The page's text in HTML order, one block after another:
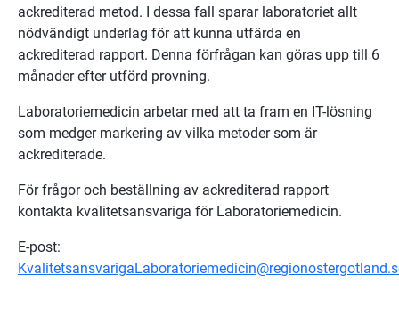
ackrediterad metod. I dessa fall sparar laboratoriet allt
nödvändigt underlag för att kunna utfärda en
ackrediterad rapport. Denna förfrågan kan göras upp till 6
månader efter utförd provning.
Laboratoriemedicin arbetar med att ta fram en IT-lösning
som medger markering av vilka metoder som är
ackrediterade.
För frågor och beställning av ackrediterad rapport
kontakta kvalitetsansvariga för Laboratoriemedicin.